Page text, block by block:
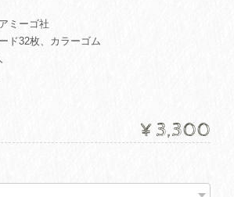
ミーゴ社
ド32枚、カラーゴム
¥3,300